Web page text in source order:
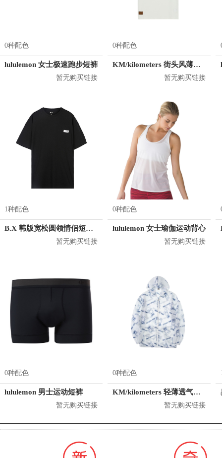
0种配色
lululemon 女士极速跑步短裤
暂无购买链接
0种配色
KM/kilometers 街头风薄款印花短袖T恤 男女同款 M2X2108248
暂无购买链接
1种配色
B.X 韩版宽松圆领情侣短袖T恤 男女同款 T-6202-002001
暂无购买链接
0种配色
lululemon 女士瑜伽运动背心
暂无购买链接
0种配色
lululemon 男士运动短裤
暂无购买链接
0种配色
KM/kilometers 轻薄透气舒适情侣防晒衣 男女同款 K531J33006921
暂无购买链接